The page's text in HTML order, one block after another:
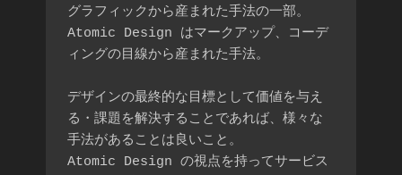
グラフィックから産まれた手法の一部。
Atomic Design はマークアップ、コーデ
ィングの目線から産まれた手法。
デザインの最終的な目標として価値を与え
る・課題を解決することであれば、様々な
手法があることは良いこと。
Atomic Design の視点を持ってサービス